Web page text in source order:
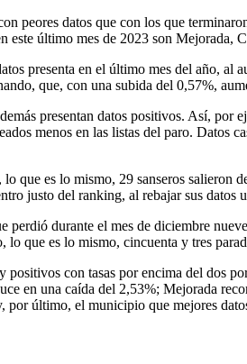
peores datos que con los que
este último mes de 2023 son Mejorada,
presenta en el último mes del año, al
que, con una subida del 0,57%,
presentan datos positivos. Así, por
menos en las listas del paro. Datos
que es lo mismo, 29 sanseros
justo del ranking, al rebajar sus datos
perdió durante el mes de diciembre
que es lo mismo, cincuenta y tres
con tasas por encima del dos
en una caída del 2,53%; Mejorada
por último, el municipio que mejores